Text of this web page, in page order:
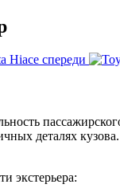
деталях
экстерьера: